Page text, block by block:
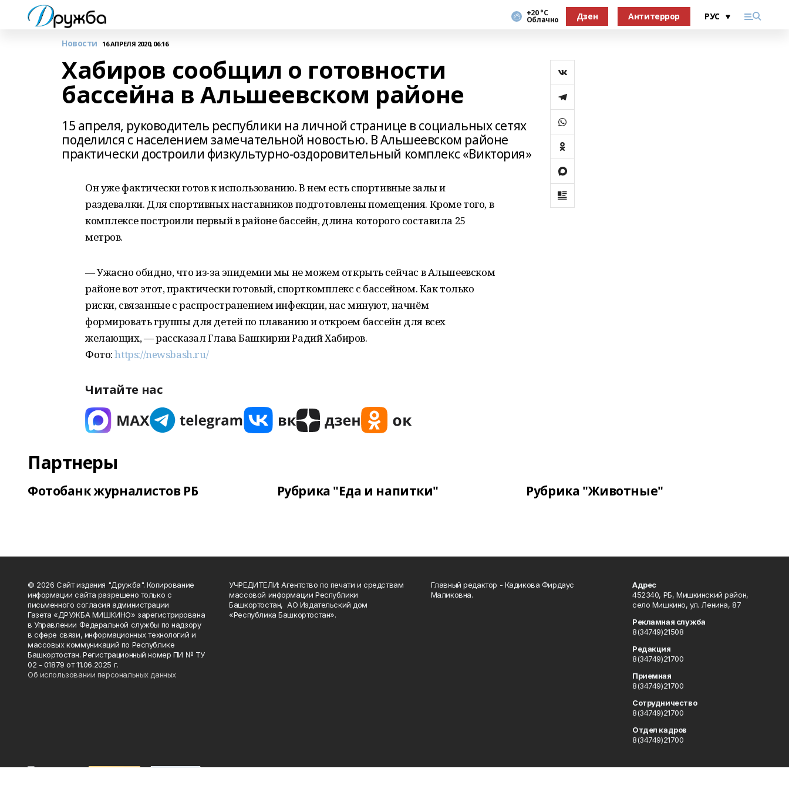
+20 °С
Облачно Дзен Антитеррор
Новости 16 АПРЕЛЯ 2020, 06:16
Хабиров сообщил о готовности
бассейна в Альшеевском районе
15 апреля, руководитель республики на личной странице в социальных сетях
поделился с населением замечательной новостью. В Альшеевском районе
практически достроили физкультурно-оздоровительный комплекс «Виктория»
Он уже фактически готов к использованию. В нем есть спортивные залы и
раздевалки. Для спортивных наставников подготовлены помещения. Кроме того, в
комплексе построили первый в районе бассейн, длина которого составила 25
метров.
— Ужасно обидно, что из-за эпидемии мы не можем открыть сейчас в Альшеевском
районе вот этот, практически готовый, спорткомплекс с бассейном. Как только
риски, связанные с распространением инфекции, нас минуют, начнём
формировать группы для детей по плаванию и откроем бассейн для всех
желающих, — рассказал Глава Башкирии Радий Хабиров.
Фото:https://newsbash.ru/
Читайте нас
Партнеры
Фотобанк журналистов РБ Рубрика "Еда и напитки" Рубрика "Животные"
© 2026 Сайт издания "Дружба". Копирование
информации сайта разрешено только с
письменного согласия администрации
Газета «ДРУЖБА МИШКИНО» зарегистрирована
в Управлении Федеральной службы по надзору
в сфере связи, информационных технологий и
массовых коммуникаций по Республике
Башкортостан. Регистрационный номер ПИ № ТУ
02 - 01879 от 11.06.2025 г.
Об использовании персональных данных
УЧРЕДИТЕЛИ: Агентство по печати и средствам
массовой информации Республики
Башкортостан, АО Издательский дом
«Республика Башкортостан».
Главный редактор - Кадикова Фирдаус
Маликовна.
Адрес
452340, РБ, Мишкинский район,
село Мишкино, ул. Ленина, 87
Рекламная служба
8(34749)21508
Редакция
8(34749)21700
Приемная
8(34749)21700
Сотрудничество
8(34749)21700
Отдел кадров
8(34749)21700